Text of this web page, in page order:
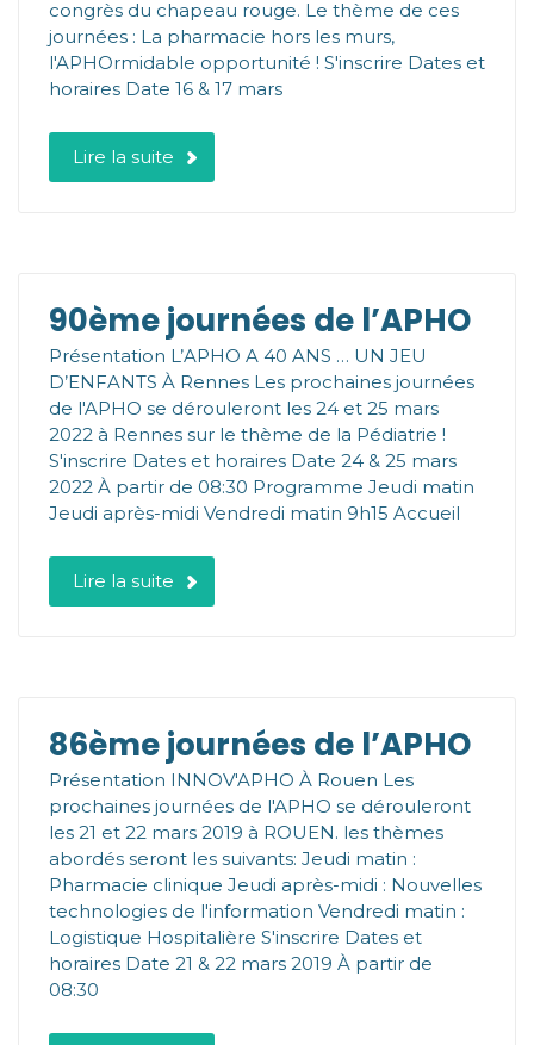
congrès du chapeau rouge. Le thème de ces
journées : La pharmacie hors les murs,
l'APHOrmidable opportunité ! S'inscrire Dates et
horaires Date 16 & 17 mars
Lire la suite
90ème journées de l’APHO
Présentation L’APHO A 40 ANS … UN JEU
D’ENFANTS À Rennes Les prochaines journées
de l'APHO se dérouleront les 24 et 25 mars
2022 à Rennes sur le thème de la Pédiatrie !
S'inscrire Dates et horaires Date 24 & 25 mars
2022 À partir de 08:30 Programme Jeudi matin
Jeudi après-midi Vendredi matin 9h15 Accueil
Lire la suite
86ème journées de l’APHO
Présentation INNOV'APHO À Rouen Les
prochaines journées de l'APHO se dérouleront
les 21 et 22 mars 2019 à ROUEN. les thèmes
abordés seront les suivants: Jeudi matin :
Pharmacie clinique Jeudi après-midi : Nouvelles
technologies de l'information Vendredi matin :
Logistique Hospitalière S'inscrire Dates et
horaires Date 21 & 22 mars 2019 À partir de
08:30